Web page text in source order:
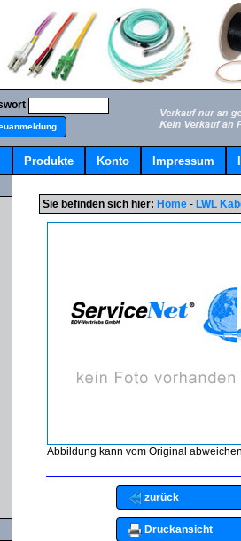
Produkte Konto Impressum
Sie befinden sich hier: Home - LWL
Abbildung kann vom Original
zurück
Druckansicht